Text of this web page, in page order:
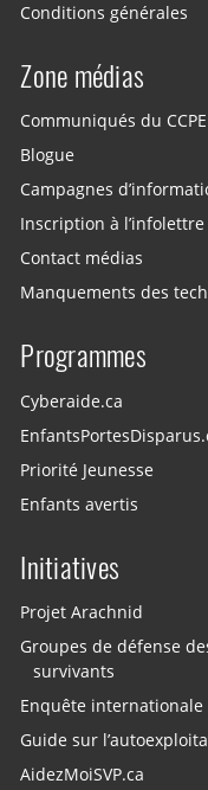
Conditions générales
Zone médias
Communiqués du CCPE
Blogue
Campagnes
Inscription à l’infolettre
Contact médias
Manquements des
Programmes
Cyberaide.ca
Priorité Jeunesse
Enfants avertis
Initiatives
Projet Arachnid
Groupes de défense
survivants
Enquête internationale
Guide sur
AidezMoiSVP.ca